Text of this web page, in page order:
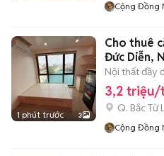
Cộng Đồng
1 phút trước 3
Cho thuê
Đức Diễn,
Nội thất đầy
3,2 triệu/
Q. Bắc Từ
Cộng Đồng